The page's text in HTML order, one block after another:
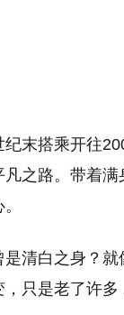
末搭乘开往
之路。带着
清白之身？
只是老了许多